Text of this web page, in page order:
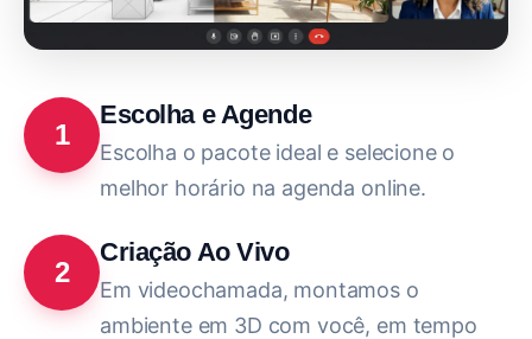
1
Escolha e Agende
Escolha o pacote ideal e selecione o
melhor horário na agenda online.
2
Criação Ao Vivo
Em videochamada, montamos o
ambiente em 3D com você, em tempo